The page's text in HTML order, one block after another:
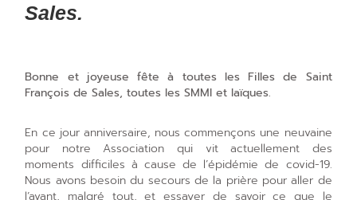
Sales.
Bonne et joyeuse fête à toutes les Filles de Saint
François de Sales, toutes les SMMI et laïques.
En ce jour anniversaire, nous commençons une neuvaine
pour notre Association qui vit actuellement des
moments difficiles à cause de l’épidémie de covid-19.
Nous avons besoin du secours de la prière pour aller de
l’avant, malgré tout, et essayer de savoir ce que le